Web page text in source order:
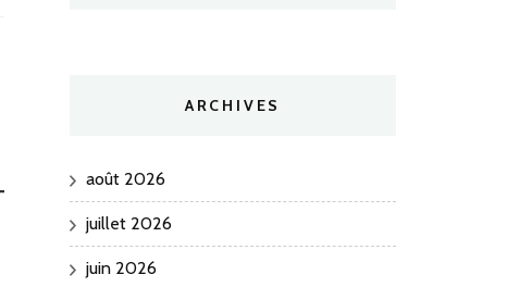
ARCHIVES
août 2026
juillet 2026
juin 2026